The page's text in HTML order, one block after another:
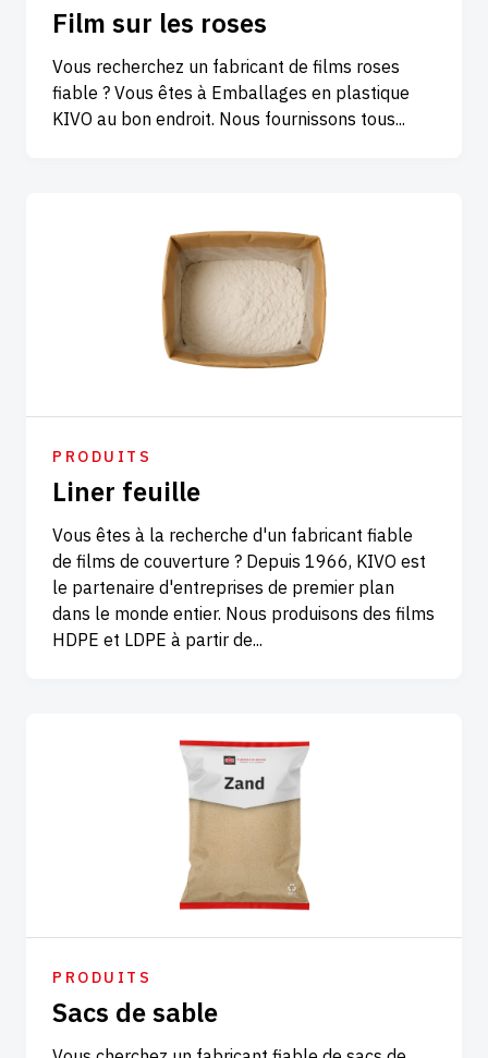
Film sur les roses
Vous recherchez un fabricant de films roses
fiable ? Vous êtes à Emballages en plastique
KIVO au bon endroit. Nous fournissons tous...
PRODUITS
Liner feuille
Vous êtes à la recherche d'un fabricant fiable
de films de couverture ? Depuis 1966, KIVO est
le partenaire d'entreprises de premier plan
dans le monde entier. Nous produisons des films
HDPE et LDPE à partir de...
PRODUITS
Sacs de sable